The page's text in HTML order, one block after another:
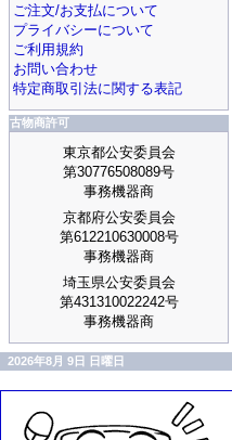
ご注文/お支払について
プライバシーについて
ご利用規約
お問い合わせ
特定商取引法に関する表記
古物商許可
東京都公安委員会
第30776508089号
事務機器商
京都府公安委員会
第612210630008号
事務機器商
埼玉県公安委員会
第431310022242号
事務機器商
2026年8月 9日 日曜日